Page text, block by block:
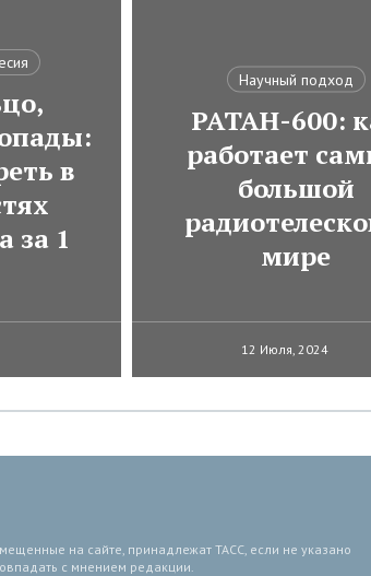
в
за 1
Научный подход
РАТАН-600:
работает
большой
мире
12 Июля, 2024
на сайте, принадлежат ТАСС, если не указано
с мнением редакции.